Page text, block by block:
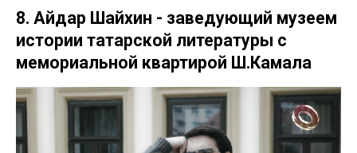
8. Айдар Шайхин - заведующий музеем
истории татарской литературы с
мемориальной квартирой Ш.Камала